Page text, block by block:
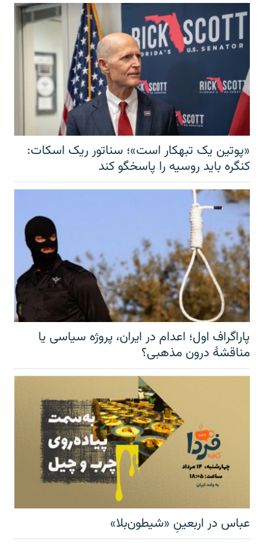
«پوتین یک تبهکار است»؛ سناتور ریک اسکات:
کنگره باید روسیه را پاسخگو کند
پاراگراف اول؛ اعدام در ایران، پروژه سیاسی یا
مناقشهٔ درون مذهبی؟
عباس در اربعینِ «شیطون‌بلا»